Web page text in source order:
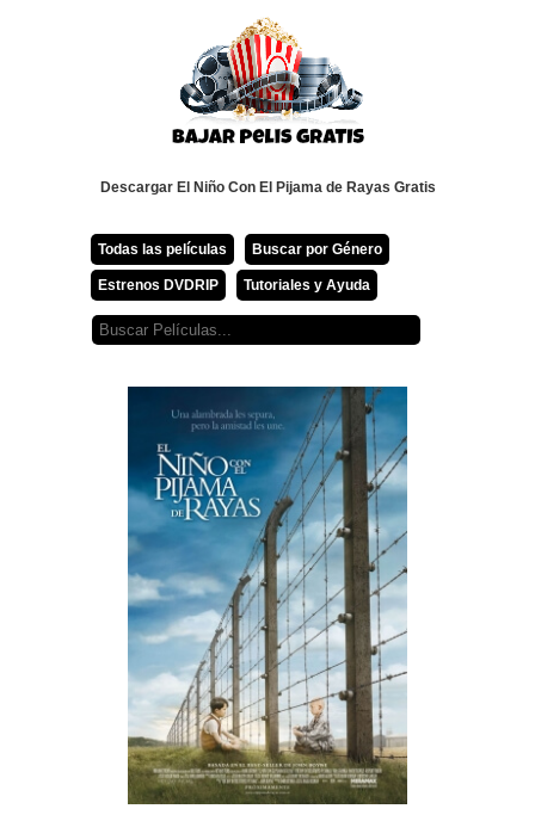
Descargar El Niño Con El Pijama de Rayas Gratis
Todas las películas Buscar por Género
Estrenos DVDRIP Tutoriales y Ayuda